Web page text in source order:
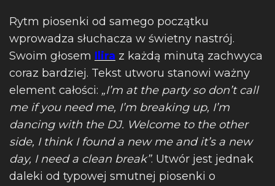
Rytm piosenki od samego początku
wprowadza słuchacza w świetny nastrój.
Swoim głosem Ilira z każdą minutą zachwyca
coraz bardziej. Tekst utworu stanowi ważny
element całości: „I’m at the party so don’t call
me if you need me, I’m breaking up, I’m
dancing with the DJ. Welcome to the other
side, I think I found a new me and it’s a new
day, I need a clean break”. Utwór jest jednak
daleki od typowej smutnej piosenki o